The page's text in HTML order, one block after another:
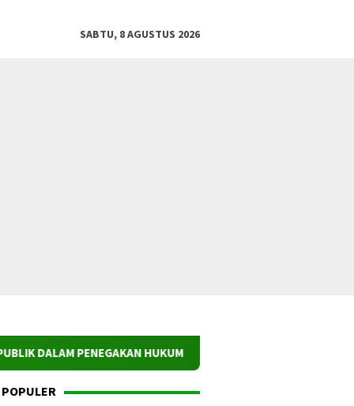
SABTU, 8 AGUSTUS 2026
HUKUM TERHADAP KEJAHATAN KORPORASI LINGKUNGAN